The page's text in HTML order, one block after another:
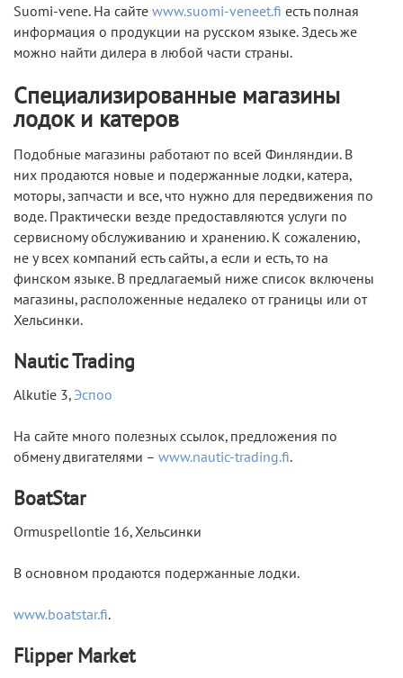
Suomi-vene. На сайте www.suomi-veneet.fi есть полная
информация о продукции на русском языке. Здесь же
можно найти дилера в любой части страны.
Специализированные магазины
лодок и катеров
Подобные магазины работают по всей Финляндии. В
них продаются новые и подержанные лодки, катера,
моторы, запчасти и все, что нужно для передвижения по
воде. Практически везде предоставляются услуги по
сервисному обслуживанию и хранению. К сожалению,
не у всех компаний есть сайты, а если и есть, то на
финском языке. В предлагаемый ниже список включены
магазины, расположенные недалеко от границы или от
Хельсинки.
Nautic Trading
Alkutie 3, Эспоо
На сайте много полезных ссылок, предложения по
обмену двигателями – www.nautic-trading.fi.
BoatStar
Ormuspellontie 16, Хельсинки
В основном продаются подержанные лодки.
www.boatstar.fi.
Flipper Market